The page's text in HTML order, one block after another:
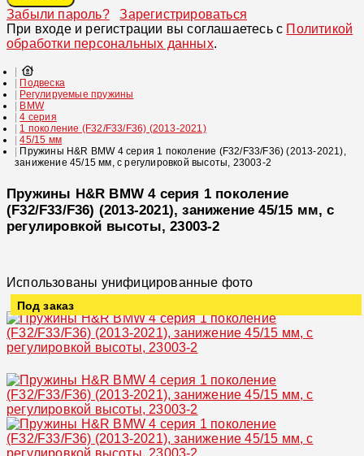
Забыли пароль?
Зарегистрироваться
При входе и регистрации вы соглашаетесь с Политикой
обработки персональных данных.
Подвеска
Регулируемые пружины
BMW
4 серия
1 поколение (F32/F33/F36) (2013-2021)
45/15 мм
Пружины H&R BMW 4 серия 1 поколение (F32/F33/F36) (2013-2021),
занижение 45/15 мм, с регулировкой высоты, 23003-2
Пружины H&R BMW 4 серия 1 поколение
(F32/F33/F36) (2013-2021), занижение 45/15 мм, с
регулировкой высоты, 23003-2
Использованы унифицированные фото
Под заказ